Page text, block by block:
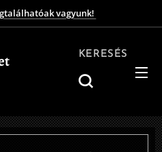
vagyunk!
KERESÉS